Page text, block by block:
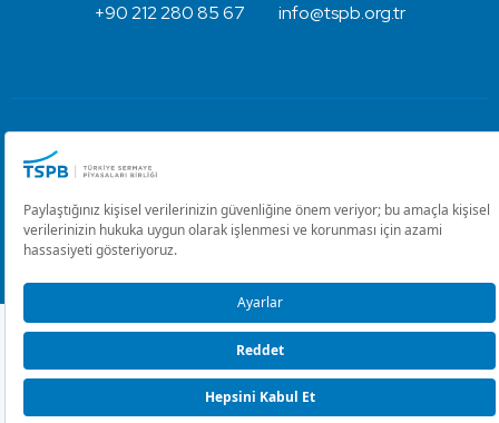
+90 212 280 85 67
info@tspb.org.tr
Türkiye Sermaye Piyasaları Birliği ⋅ Copyright © 2023
Çerez Ayarlarını Düzenle